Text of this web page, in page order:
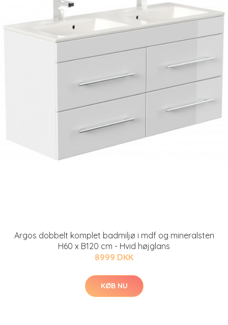
Argos dobbelt komplet badmiljø i mdf og mineralsten
H60 x B120 cm - Hvid højglans
8999 DKK
KØB NU